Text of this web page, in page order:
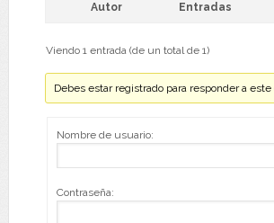
Autor Entradas
Viendo 1 entrada (de un total de 1)
Debes estar registrado para responder a este
Nombre de usuario:
Contraseña: